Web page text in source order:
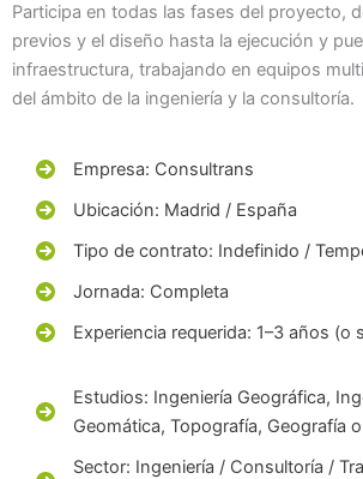
Participa en todas las fases del proyecto,
previos y el diseño hasta la ejecución y
infraestructura, trabajando en equipos
del ámbito de la ingeniería y la consultoría.
Empresa: Consultrans
Ubicación: Madrid / España
Tipo de contrato: Indefinido /
Jornada: Completa
Experiencia requerida: 1–3 años (o
Estudios: Ingeniería Geográfica,
Geomática, Topografía, Geografía
Sector: Ingeniería / Consultoría /